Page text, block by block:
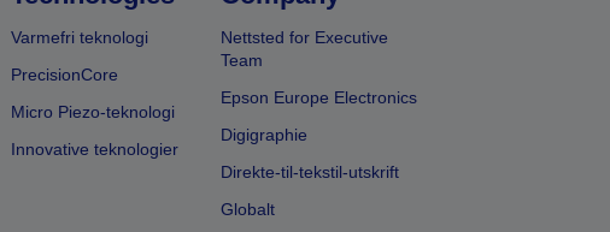
Varmefri teknologi
PrecisionCore
Micro Piezo-teknologi
Innovative teknologier
Nettsted for Executive
Team
Epson Europe Electronics
Digigraphie
Direkte-til-tekstil-utskrift
Globalt